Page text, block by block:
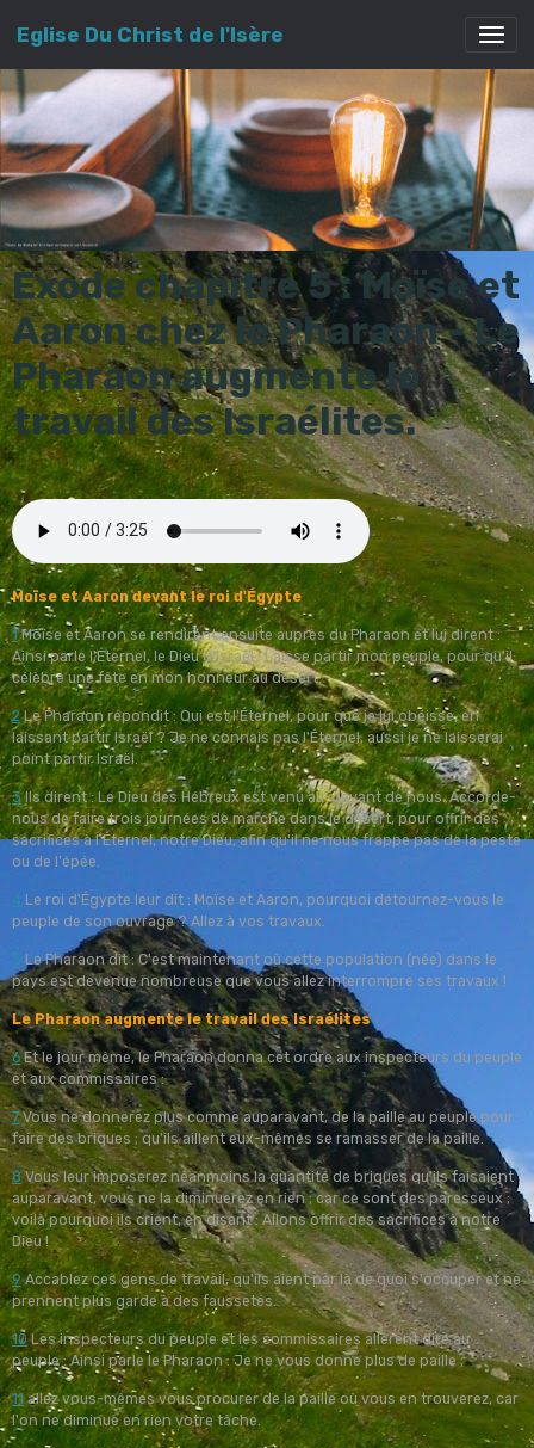
Eglise Du Christ de l'Isère
Exode chapitre 5 : Moïse et
Aaron chez le Pharaon - Le
Pharaon augmente le
travail des Israélites.
Moïse et Aaron devant le roi d'Égypte
1Moïse et Aaron se rendirent ensuite auprès du Pharaon et lui dirent :
Ainsi parle l'Éternel, le Dieu d'Israël : Laisse partir mon peuple, pour qu'il
célèbre une fête en mon honneur au désert.
2Le Pharaon répondit : Qui est l'Éternel, pour que je lui obéisse, en
laissant partir Israël ? Je ne connais pas l'Éternel, aussi je ne laisserai
point partir Israël.
3Ils dirent : Le Dieu des Hébreux est venu au-devant de nous. Accorde-
nous de faire trois journées de marche dans le désert, pour offrir des
sacrifices à l'Éternel, notre Dieu, afin qu'il ne nous frappe pas de la peste
ou de l'épée.
4 Le roi d'Égypte leur dit : Moïse et Aaron, pourquoi détournez-vous le
peuple de son ouvrage ? Allez à vos travaux.
5 Le Pharaon dit : C'est maintenant où cette population (née) dans le
pays est devenue nombreuse que vous allez interrompre ses travaux !
Le Pharaon augmente le travail des Israélites
6Et le jour même, le Pharaon donna cet ordre aux inspecteurs du peuple
et aux commissaires :
7Vous ne donnerez plus comme auparavant, de la paille au peuple pour
faire des briques ; qu'ils aillent eux-mêmes se ramasser de la paille.
8Vous leur imposerez néanmoins la quantité de briques qu'ils faisaient
auparavant, vous ne la diminuerez en rien ; car ce sont des paresseux ;
voilà pourquoi ils crient, en disant : Allons offrir des sacrifices à notre
Dieu !
9Accablez ces gens de travail, qu'ils aient par là de quoi s'occuper et ne
prennent plus garde à des faussetés.
10Les inspecteurs du peuple et les commissaires allèrent dire au
peuple : Ainsi parle le Pharaon : Je ne vous donne plus de paille ;
11allez vous-mêmes vous procurer de la paille où vous en trouverez, car
l'on ne diminue en rien votre tâche.